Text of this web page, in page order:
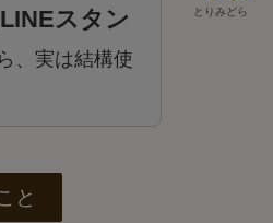
とりみどら
スタン
、実は結構使
と